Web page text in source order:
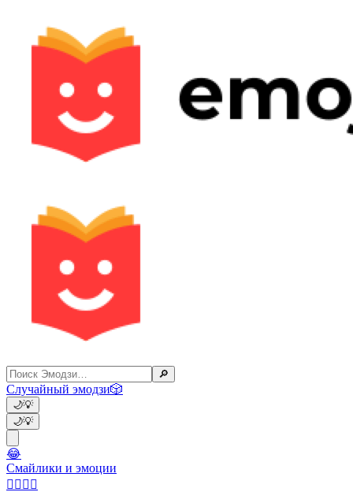
🔎
Случайный эмодзи🎲
🌙💡
🌙💡
😂
Смайлики и эмоции
👩‍❤️‍💋‍👨